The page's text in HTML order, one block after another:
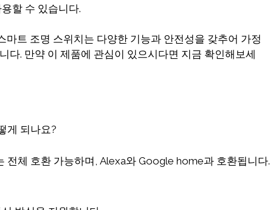
할 수 있습니다.
트 조명 스위치는 다양한 기능과 안전성을 갖추어 가정
다. 만약 이 제품에 관심이 있으시다면 지금 확인해보세
게 되나요?
전체 호환 가능하며, Alexa와 Google home과 호환됩니다.